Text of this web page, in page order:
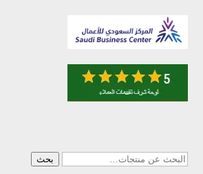
البحث
بحث